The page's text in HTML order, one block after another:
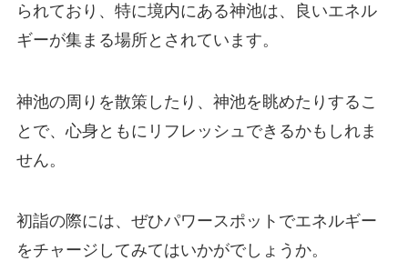
られており、特に境内にある神池は、良いエネル
ギーが集まる場所とされています。
神池の周りを散策したり、神池を眺めたりするこ
とで、心身ともにリフレッシュできるかもしれま
せん。
初詣の際には、ぜひパワースポットでエネルギー
をチャージしてみてはいかがでしょうか。